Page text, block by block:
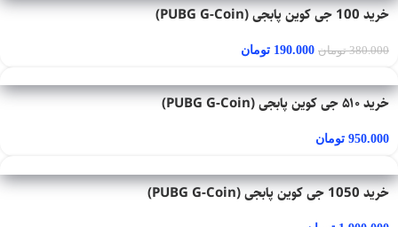
خرید 100 جی کوین پابجی (PUBG G-Coin)
380.000 تومان 190.000 تومان
خرید ۵۱۰ جی کوین پابجی (PUBG G-Coin)
950.000 تومان
خرید 1050 جی کوین پابجی (PUBG G-Coin)